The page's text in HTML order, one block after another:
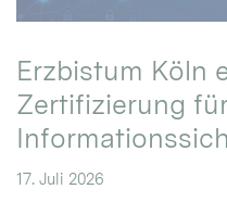
Erzbistum Köln
Zertifizierung
17. Juli 2026